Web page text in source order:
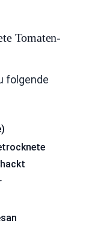
Tomaten-
folgende